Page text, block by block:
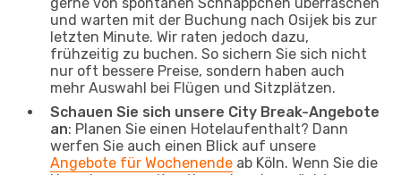
und warten mit der Buchung nach Osijek bis zur
letzten Minute. Wir raten jedoch dazu,
frühzeitig zu buchen. So sichern Sie sich nicht
nur oft bessere Preise, sondern haben auch
mehr Auswahl bei Flügen und Sitzplätzen.
Schauen Sie sich unsere City Break-Angebote
an: Planen Sie einen Hotelaufenthalt? Dann
werfen Sie auch einen Blick auf unsere
Angebote für Wochenende ab Köln. Wenn Sie die